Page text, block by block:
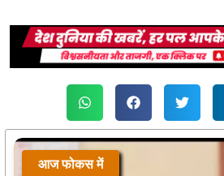
आज फोकस में